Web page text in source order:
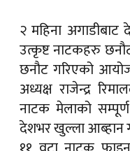
२ महिना
उत्कृष्ट नाटकहरु
छनौट गरिएको
अध्यक्ष राजेन्द्र
नाटक मेलाको
देशभर खुल्ला आब्हान